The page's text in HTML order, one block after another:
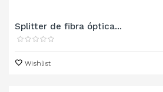
Splitter de fibra óptica...
Wishlist